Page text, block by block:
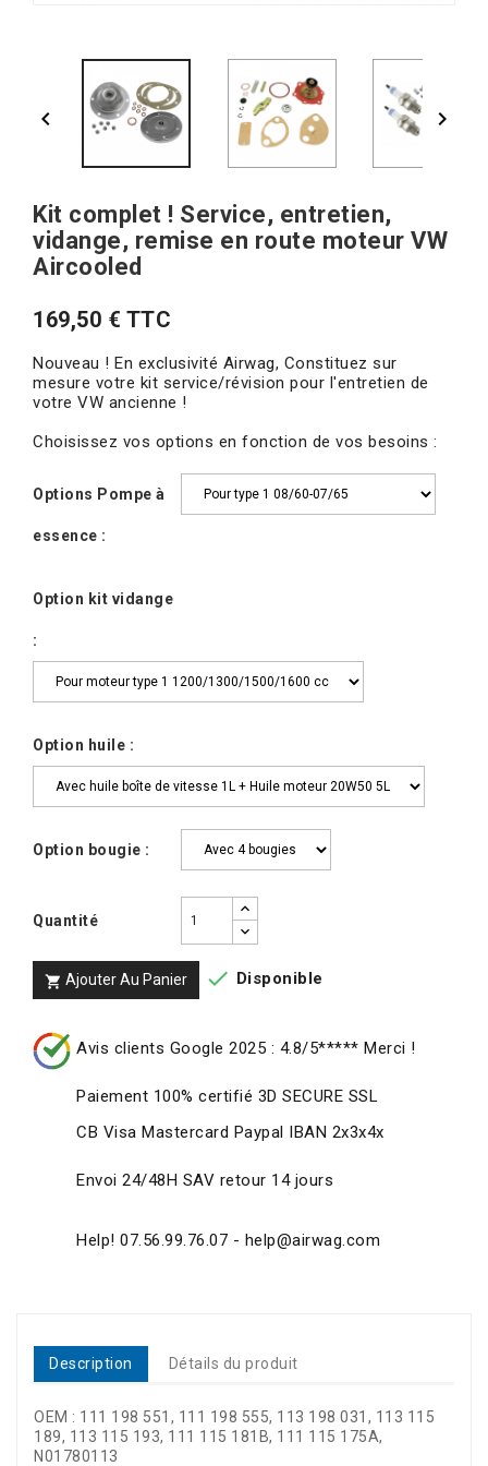
 
Kit complet ! Service, entretien,
vidange, remise en route moteur VW
Aircooled
169,50 € TTC
Nouveau ! En exclusivité Airwag, Constituez sur
mesure votre kit service/révision pour l'entretien de
votre VW ancienne !
Choisissez vos options en fonction de vos besoins :
Options Pompe à
essence :
Option kit vidange
:
Option huile :
Option bougie :
Quantité
 Ajouter Au Panier  Disponible
Avis clients Google 2025 : 4.8/5***** Merci !
Paiement 100% certifié 3D SECURE SSL
CB Visa Mastercard Paypal IBAN 2x3x4x
Envoi 24/48H SAV retour 14 jours
Help! 07.56.99.76.07 - help@airwag.com
Description Détails du produit
OEM : 111 198 551, 111 198 555, 113 198 031, 113 115
189, 113 115 193, 111 115 181B, 111 115 175A,
N01780113